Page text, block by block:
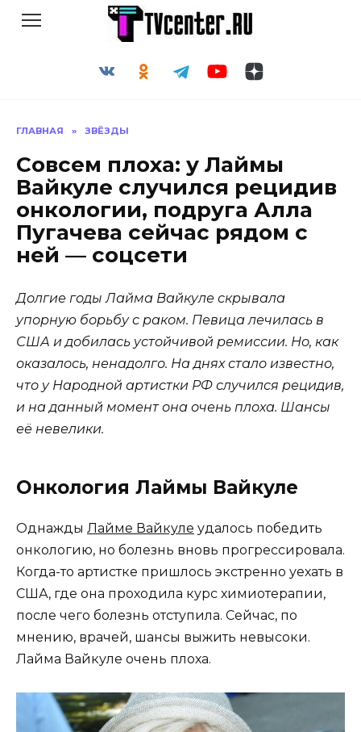
ГЛАВНАЯ » ЗВЁЗДЫ
Совсем плоха: у Лаймы
Вайкуле случился рецидив
онкологии, подруга Алла
Пугачева сейчас рядом с
ней — соцсети
Долгие годы Лайма Вайкуле скрывала
упорную борьбу с раком. Певица лечилась в
США и добилась устойчивой ремиссии. Но, как
оказалось, ненадолго. На днях стало известно,
что у Народной артистки РФ случился рецидив,
и на данный момент она очень плоха. Шансы
её невелики.
Онкология Лаймы Вайкуле
Однажды Лайме Вайкуле удалось победить
онкологию, но болезнь вновь прогрессировала.
Когда-то артистке пришлось экстренно уехать в
США, где она проходила курс химиотерапии,
после чего болезнь отступила. Сейчас, по
мнению, врачей, шансы выжить невысоки.
Лайма Вайкуле очень плоха.